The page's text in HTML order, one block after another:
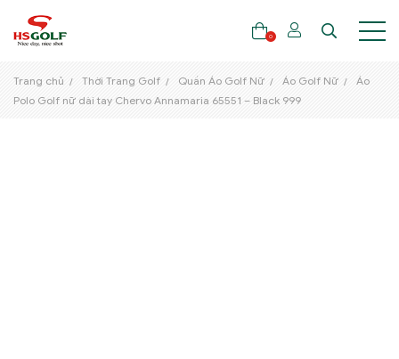
0
Trang chủ Thời Trang Golf Quần Áo Golf Nữ Áo Golf Nữ
Áo
Polo Golf nữ dài tay Chervo Annamaria 65551 – Black 999